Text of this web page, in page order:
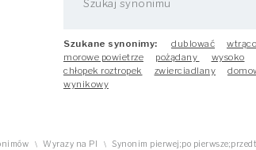
Szukane synonimy: dublować
morowe powietrze
pożądany wysoko
chłopek roztropek
zwierciadlany
wynikowy
\ Wyrazy na PI \ Synonim pierwej;po